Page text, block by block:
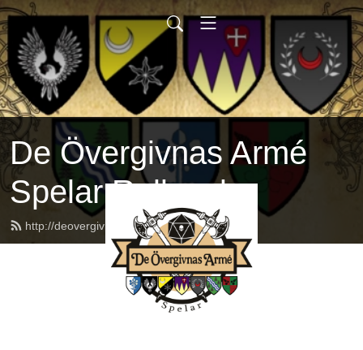
De Övergivnas Armé
Spelar Rollspel
http://deovergivnasarme.se/feed.xml